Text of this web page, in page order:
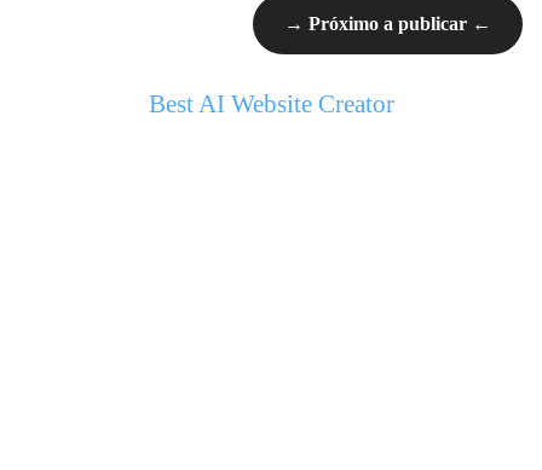
→ Próximo a publicar ←
Best AI Website Creator